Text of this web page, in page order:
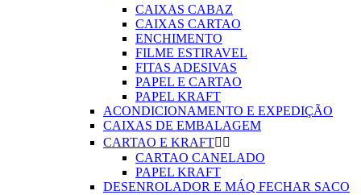
CAIXAS CABAZ
CAIXAS CARTAO
ENCHIMENTO
FILME ESTIRAVEL
FITAS ADESIVAS
PAPEL E CARTAO
PAPEL KRAFT
ACONDICIONAMENTO E EXPEDIÇÃO
CAIXAS DE EMBALAGEM
CARTAO E KRAFT 
CARTAO CANELADO
PAPEL KRAFT
DESENROLADOR E MÁQ FECHAR SACO